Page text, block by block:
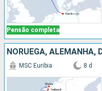
Pensão completa
NORUEGA, ALEMANHA,
MSC Euribia 8 d